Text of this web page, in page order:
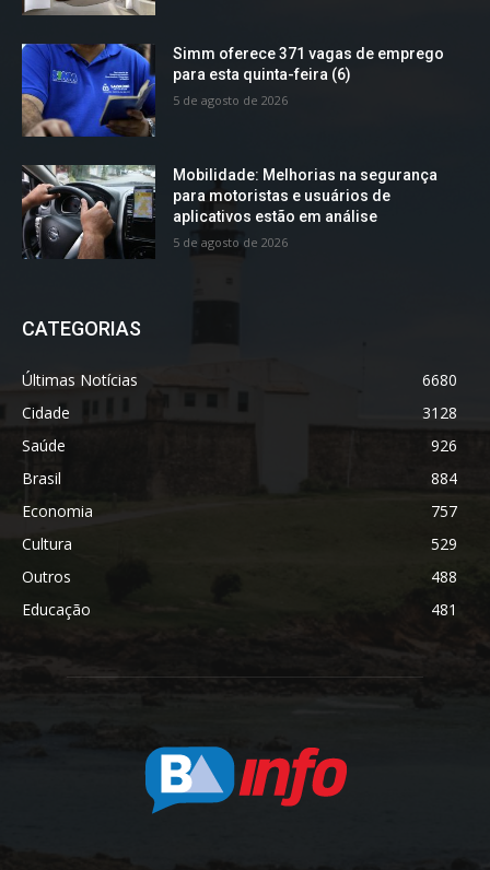
Simm oferece 371 vagas de emprego
para esta quinta-feira (6)
5 de agosto de 2026
Mobilidade: Melhorias na segurança
para motoristas e usuários de
aplicativos estão em análise
5 de agosto de 2026
CATEGORIAS
Últimas Notícias
6680
Cidade
3128
Saúde
926
Brasil
884
Economia
757
Cultura
529
Outros
488
Educação
481